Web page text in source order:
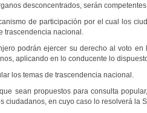
desconcentrados, serán
de participación por el cual los
trascendencia nacional.
podrán ejercer su derecho al voto
aplicando en lo conducente lo
los temas de trascendencia nacional.
sean propuestos para consulta
ciudadanos, en cuyo caso lo resolverá la